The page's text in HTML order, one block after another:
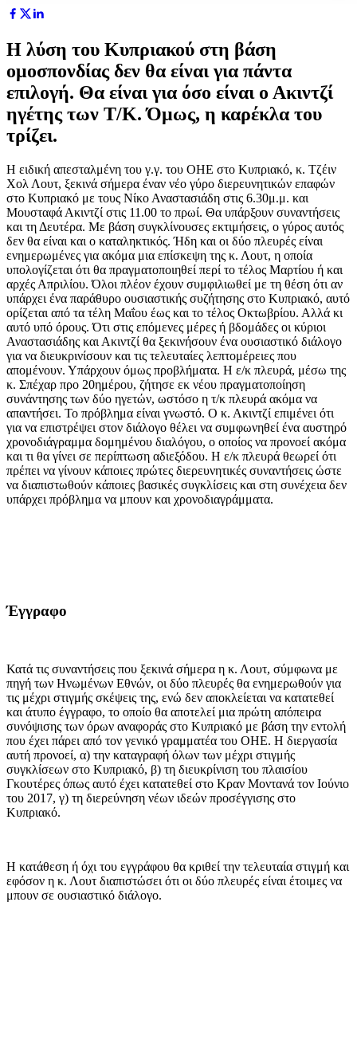
Η λύση του Κυπριακού στη βάση
ομοσπονδίας δεν θα είναι για πάντα
επιλογή. Θα είναι για όσο είναι ο Ακιντζί
ηγέτης των Τ/Κ. Όμως, η καρέκλα του
τρίζει.
Η ειδική απεσταλμένη του γ.γ. του ΟΗΕ στο Κυπριακό, κ. Τζέιν
Χολ Λουτ, ξεκινά σήμερα έναν νέο γύρο διερευνητικών επαφών
στο Κυπριακό με τους Νίκο Αναστασιάδη στις 6.30μ.μ. και
Μουσταφά Ακιντζί στις 11.00 το πρωί. Θα υπάρξουν συναντήσεις
και τη Δευτέρα. Με βάση συγκλίνουσες εκτιμήσεις, ο γύρος αυτός
δεν θα είναι και ο καταληκτικός. Ήδη και οι δύο πλευρές είναι
ενημερωμένες για ακόμα μια επίσκεψη της κ. Λουτ, η οποία
υπολογίζεται ότι θα πραγματοποιηθεί περί το τέλος Μαρτίου ή και
αρχές Απριλίου. Όλοι πλέον έχουν συμφιλιωθεί με τη θέση ότι αν
υπάρχει ένα παράθυρο ουσιαστικής συζήτησης στο Κυπριακό, αυτό
ορίζεται από τα τέλη Μαΐου έως και το τέλος Οκτωβρίου. Αλλά κι
αυτό υπό όρους. Ότι στις επόμενες μέρες ή βδομάδες οι κύριοι
Αναστασιάδης και Ακιντζί θα ξεκινήσουν ένα ουσιαστικό διάλογο
για να διευκρινίσουν και τις τελευταίες λεπτομέρειες που
απομένουν. Υπάρχουν όμως προβλήματα. Η ε/κ πλευρά, μέσω της
κ. Σπέχαρ προ 20ημέρου, ζήτησε εκ νέου πραγματοποίηση
συνάντησης των δύο ηγετών, ωστόσο η τ/κ πλευρά ακόμα να
απαντήσει. Το πρόβλημα είναι γνωστό. Ο κ. Ακιντζί επιμένει ότι
για να επιστρέψει στον διάλογο θέλει να συμφωνηθεί ένα αυστηρό
χρονοδιάγραμμα δομημένου διαλόγου, ο οποίος να προνοεί ακόμα
και τι θα γίνει σε περίπτωση αδιεξόδου. Η ε/κ πλευρά θεωρεί ότι
πρέπει να γίνουν κάποιες πρώτες διερευνητικές συναντήσεις ώστε
να διαπιστωθούν κάποιες βασικές συγκλίσεις και στη συνέχεια δεν
υπάρχει πρόβλημα να μπουν και χρονοδιαγράμματα.
Έγγραφο
Κατά τις συναντήσεις που ξεκινά σήμερα η κ. Λουτ, σύμφωνα με
πηγή των Ηνωμένων Εθνών, οι δύο πλευρές θα ενημερωθούν για
τις μέχρι στιγμής σκέψεις της, ενώ δεν αποκλείεται να κατατεθεί
και άτυπο έγγραφο, το οποίο θα αποτελεί μια πρώτη απόπειρα
συνόψισης των όρων αναφοράς στο Κυπριακό με βάση την εντολή
που έχει πάρει από τον γενικό γραμματέα του ΟΗΕ. Η διεργασία
αυτή προνοεί, α) την καταγραφή όλων των μέχρι στιγμής
συγκλίσεων στο Κυπριακό, β) τη διευκρίνιση του πλαισίου
Γκουτέρες όπως αυτό έχει κατατεθεί στο Κραν Μοντανά τον Ιούνιο
του 2017, γ) τη διερεύνηση νέων ιδεών προσέγγισης στο
Κυπριακό.
Η κατάθεση ή όχι του εγγράφου θα κριθεί την τελευταία στιγμή και
εφόσον η κ. Λουτ διαπιστώσει ότι οι δύο πλευρές είναι έτοιμες να
μπουν σε ουσιαστικό διάλογο.